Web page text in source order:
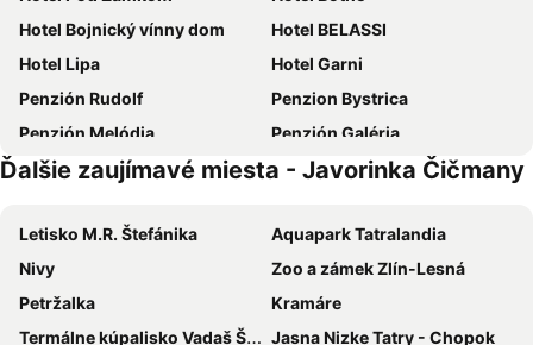
Hotel Bojnický vínny dom
Hotel BELASSI
Hotel Lipa
Hotel Garni
Penzión Rudolf
Penzion Bystrica
Penzión Melódia
Penzión Galéria
Kaštieľ Čičmany
Penzión Normandia
Salaš Vígľaš
Maxim
Horský Kľak
Kaskáda
Sportcentrum Bojnice
Hotel Hlboké
Pension Ubytovanie Sonety
Baník
Ďalšie zaujímavé miesta - Javorinka Čičmany
Letisko M.R. Štefánika
Aquapark Tatralandia
Nivy
Zoo a zámek Zlín-Lesná
Petržalka
Kramáre
Termálne kúpalisko Vadaš Štúrovo
Jasna Nizke Tatry - Chopok